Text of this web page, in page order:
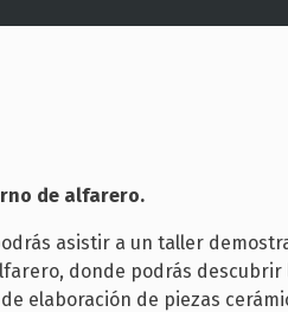
de alfarero.
asistir a un taller
donde podrás
elaboración de piezas